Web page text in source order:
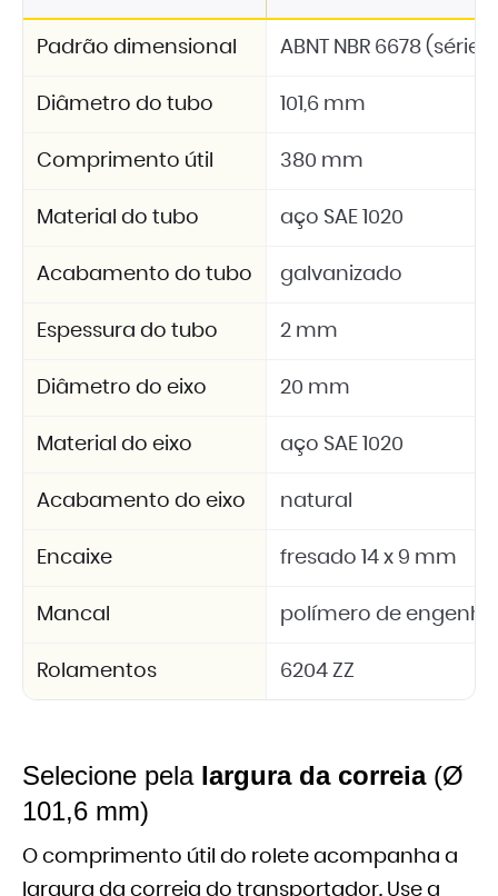
Padrão dimensional ABNT NBR 6678 (série
Diâmetro do tubo 101,6 mm
Comprimento útil 380 mm
Material do tubo aço SAE 1020
Acabamento do tubo galvanizado
Espessura do tubo 2 mm
Diâmetro do eixo 20 mm
Material do eixo aço SAE 1020
Acabamento do eixo natural
Encaixe fresado 14 x 9 mm
Mancal polímero de
Rolamentos 6204 ZZ
Selecione pela largura da correia(Ø
101,6 mm)
O comprimento útil do rolete acompanha a
largura da correia do transportador. Use a